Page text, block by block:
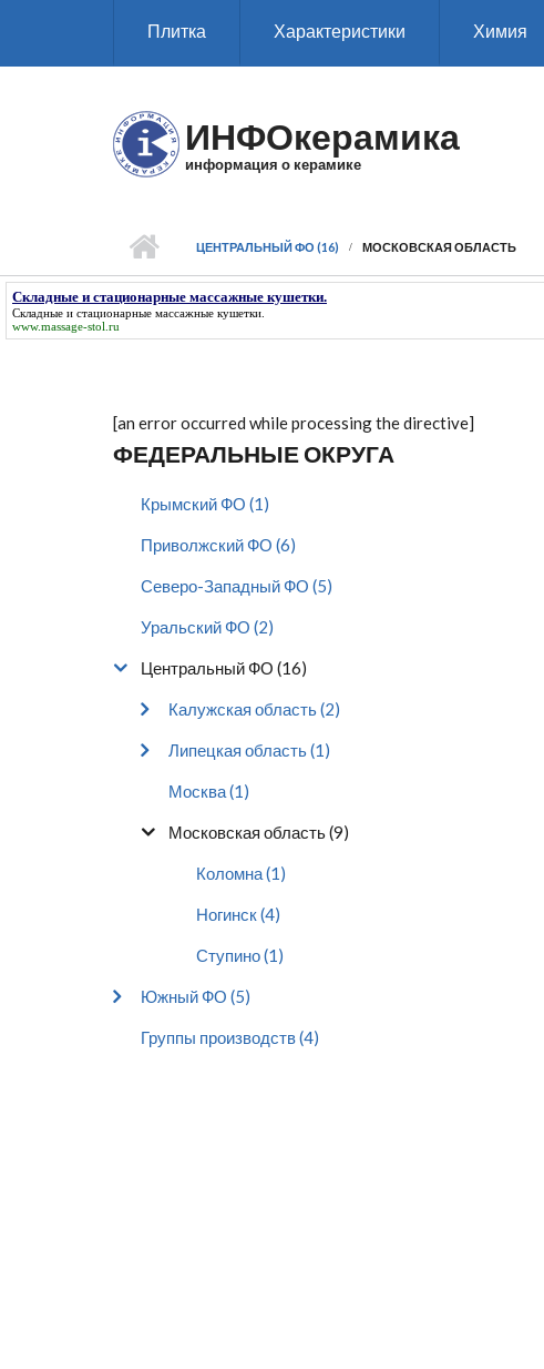
Плитка Характеристики Химия
ИНФОкерамика
информация о керамике
ЦЕНТРАЛЬНЫЙ ФО (16) МОСКОВСКАЯ ОБЛАСТЬ
Складные и стационарные массажные кушетки.
Складные и стационарные массажные кушетки.
www.massage-stol.ru
[an error occurred while processing the directive]
ФЕДЕРАЛЬНЫЕ ОКРУГА
Крымский ФО (1)
Приволжский ФО (6)
Северо-Западный ФО (5)
Уральский ФО (2)
Центральный ФО (16)
Калужская область (2)
Липецкая область (1)
Москва (1)
Московская область (9)
Коломна (1)
Ногинск (4)
Ступино (1)
Южный ФО (5)
Группы производств (4)